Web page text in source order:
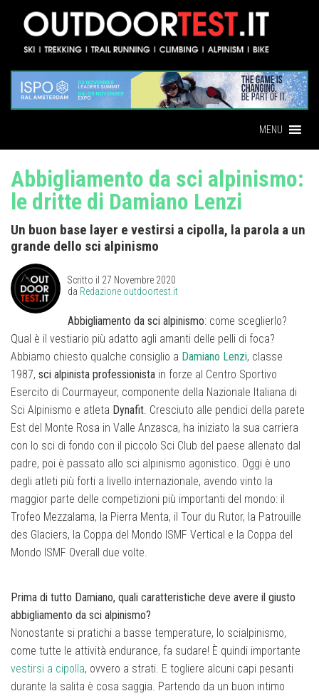
MENU
Abbigliamento da sci alpinismo:
le dritte di Damiano Lenzi
Un buon base layer e vestirsi a cipolla, la parola a un
grande dello sci alpinismo
Scritto il 27 Novembre 2020
da Redazione outdoortest.it
Abbigliamento da sci alpinismo: come sceglierlo?
Qual è il vestiario più adatto agli amanti delle pelli di foca?
Abbiamo chiesto qualche consiglio a Damiano Lenzi, classe
1987, sci alpinista professionista in forze al Centro Sportivo
Esercito di Courmayeur, componente della Nazionale Italiana di
Sci Alpinismo e atleta Dynafit. Cresciuto alle pendici della parete
Est del Monte Rosa in Valle Anzasca, ha iniziato la sua carriera
con lo sci di fondo con il piccolo Sci Club del paese allenato dal
padre, poi è passato allo sci alpinismo agonistico. Oggi è uno
degli atleti più forti a livello internazionale, avendo vinto la
maggior parte delle competizioni più importanti del mondo: il
Trofeo Mezzalama, la Pierra Menta, il Tour du Rutor, la Patrouille
des Glaciers, la Coppa del Mondo ISMF Vertical e la Coppa del
Mondo ISMF Overall due volte.
Prima di tutto Damiano, quali caratteristiche deve avere il giusto
abbigliamento da sci alpinismo?
Nonostante si pratichi a basse temperature, lo scialpinismo,
come tutte le attività endurance, fa sudare! È quindi importante
vestirsi a cipolla, ovvero a strati. E togliere alcuni capi pesanti
durante la salita è cosa saggia. Partendo da un buon intimo